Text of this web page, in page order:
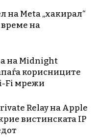
на Meta „хакирал“
време на
на Midnight
корисниците
Fi мрежи
Relay на Apple
вистинската IP